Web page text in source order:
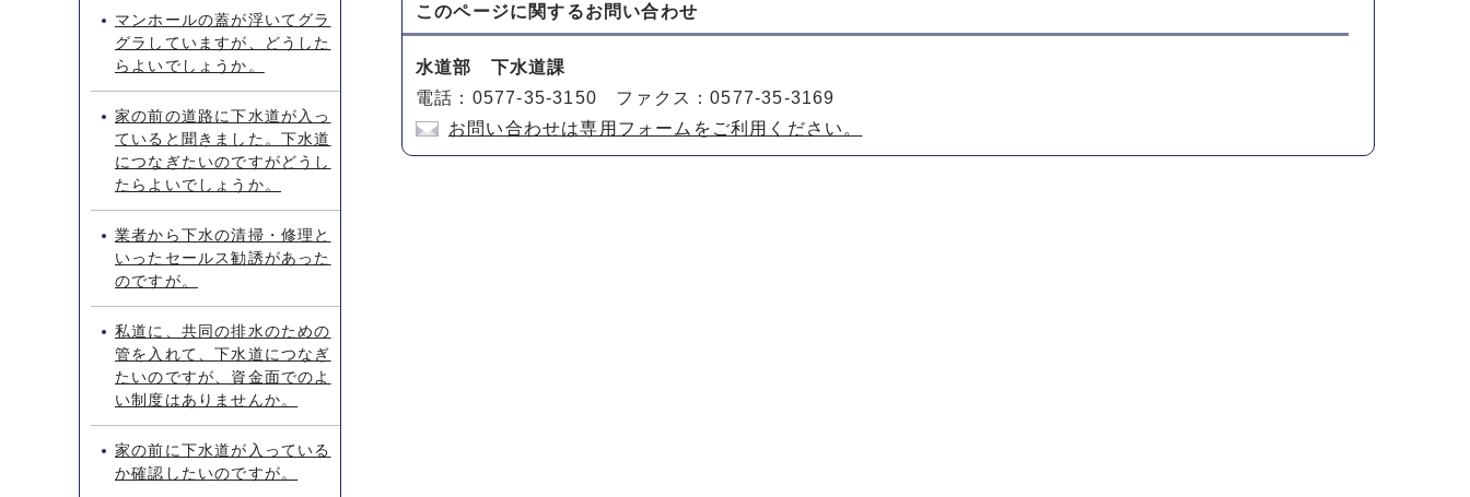
このページに関するお問い合わせ
水道部 下水道課
電話：0577-35-3150 ファクス：0577-35-3169
お問い合わせは専用フォームをご利用ください。
マンホールの蓋が浮いてグラ
グラしていますが、どうした
らよいでしょうか。
家の前の道路に下水道が入っ
ていると聞きました。下水道
につなぎたいのですがどうし
たらよいでしょうか。
業者から下水の清掃・修理と
いったセールス勧誘があった
のですが。
私道に、共同の排水のための
管を入れて、下水道につなぎ
たいのですが、資金面でのよ
い制度はありませんか。
家の前に下水道が入っている
か確認したいのですが。